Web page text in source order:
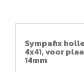
Sympafix
4x41, voor
14mm